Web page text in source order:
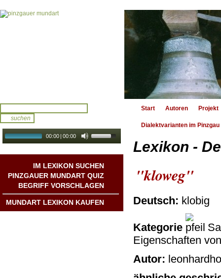
00:00 | 00:00
IM LEXIKON SUCHEN
PINZGAUER MUNDART QUIZ
BEGRIFF VORSCHLAGEN
MUNDART LEXIKON KAUFEN
Start Autoren Projekt
Dialektvarianten im Pinzgau
Lexikon -
"kloweg"
Deutsch: klobig
Kategorie
Eigenschaften
Autor: